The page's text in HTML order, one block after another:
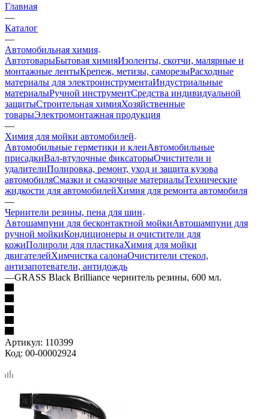
Главная
—
Каталог
—
Автомобильная химия
АвтотоварыБытовая химияИзоленты, скотчи, малярные и
монтажные лентыКрепеж, метизы, саморезыРасходные
материалы для электроинструментаИндустриальные
материалыРучной инструментСредства индивидуальной
защитыСтроительная химияХозяйственные
товарыЭлектромонтажная продукция
—
Химия для мойки автомобилей
Автомобильные герметики и клеиАвтомобильные
присадкиВал-втулочные фиксаторыОчистители и
удалителиПолировка, ремонт, уход и защита кузова
автомобиляСмазки и смазочные материалыТехнические
жидкости для автомобилейХимия для ремонта автомобиля
—
Чернители резины, пена для шин
Автошампуни для бесконтактной мойкиАвтошампуни для
ручной мойкиКондиционеры и очистители для
кожиПолироли для пластикаХимия для мойки
двигателейХимчистка салонаОчистители стекол,
антизапотеватели, антидождь
—GRASS Black Brilliance чернитель резины, 600 мл.
Артикул: 110399
Код: 00-00002924